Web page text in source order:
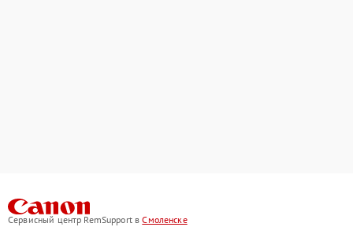
Сервисный центр RemSupport вСмоленске